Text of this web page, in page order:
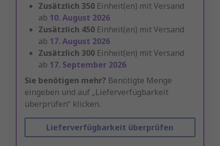
Zusätzlich 350 Einheit(en) mit Versand
ab 10. August 2026
Zusätzlich 450 Einheit(en) mit Versand
ab 17. August 2026
Zusätzlich 300 Einheit(en) mit Versand
ab 17. September 2026
Sie benötigen mehr? Benötigte Menge
eingeben und auf „Lieferverfügbarkeit
überprüfen“ klicken.
Lieferverfügbarkeit überprüfen